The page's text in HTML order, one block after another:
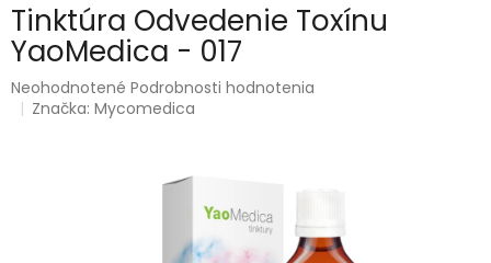
Tinktúra Odvedenie Toxínu
YaoMedica - 017
Priemerné
hodnotenie
Neohodnotené Podrobnosti hodnotenia
Značka:Mycomedica